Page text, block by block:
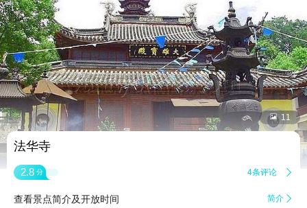
 11
法华寺
2.8 分 4条评论 
查看景点简介及开放时间 简介 
